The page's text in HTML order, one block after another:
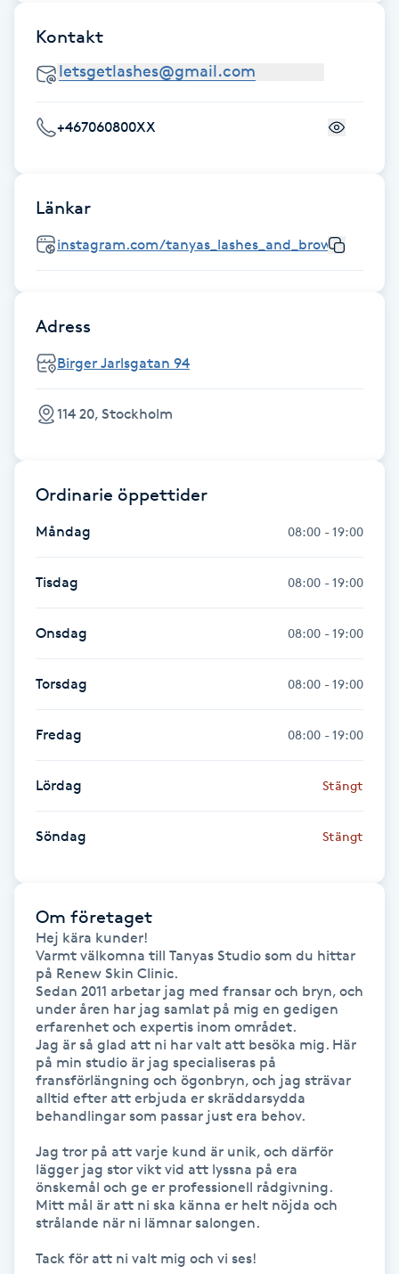
Healing
Herrklippning
HIFU
Hot Stone Massage
Hot yoga
Hudföryngring
Huduppstramning
Hälsprickor
Idrottsmassage
IPL hårborttagning
Japansk massage
Kontakt
+467060800XX
Länkar
instagram.com/tanyas_lashes_and_brows
Adress
Birger Jarlsgatan 94
114 20, Stockholm
Ordinarie öppettider
Måndag 08:00 - 19:00
Tisdag 08:00 - 19:00
Onsdag 08:00 - 19:00
Torsdag 08:00 - 19:00
Fredag 08:00 - 19:00
Lördag Stängt
Söndag Stängt
Om företaget
Hej kära kunder!
Varmt välkomna till Tanyas Studio som du hittar
på Renew Skin Clinic.
Sedan 2011 arbetar jag med fransar och bryn, och
under åren har jag samlat på mig en gedigen
erfarenhet och expertis inom området.
Jag är så glad att ni har valt att besöka mig. Här
på min studio är jag specialiseras på
fransförlängning och ögonbryn, och jag strävar
alltid efter att erbjuda er skräddarsydda
behandlingar som passar just era behov.
Jag tror på att varje kund är unik, och därför
lägger jag stor vikt vid att lyssna på era
önskemål och ge er professionell rådgivning.
Mitt mål är att ni ska känna er helt nöjda och
strålande när ni lämnar salongen.
Tack för att ni valt mig och vi ses!